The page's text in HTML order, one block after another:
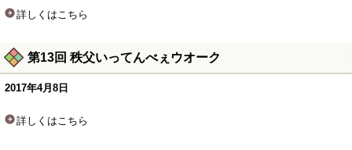
詳しくはこちら
第13回 秩父いってんべぇウオーク
2017年4月8日
詳しくはこちら